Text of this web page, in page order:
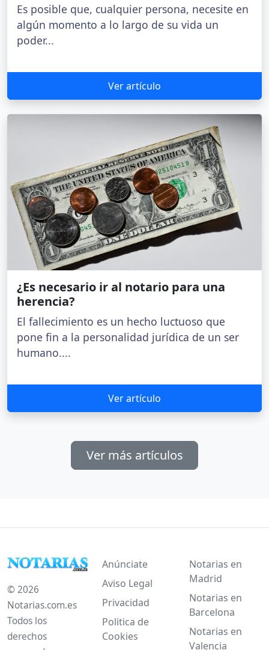
Es posible que, cualquier persona, necesite en
algún momento a lo largo de su vida un
poder...
Ver artículo
¿Es necesario ir al notario para una
herencia?
El fallecimiento es un hecho luctuoso que
pone fin a la personalidad jurídica de un ser
humano....
Ver artículo
Ver más artículos
© 2026
Notarias.com.es
Todos los
derechos
Anúnciate
Aviso Legal
Privacidad
Politica de
Cookies
Notarias en
Madrid
Notarias en
Barcelona
Notarias en
Valencia